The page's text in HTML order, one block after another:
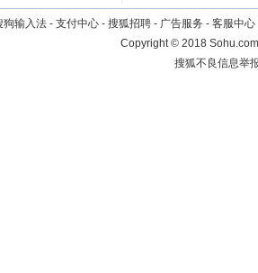
狗输入法 - 支付中心 - 搜狐招聘 - 广告服务 - 客服中心
Copyright©2018
搜狐不良信息举